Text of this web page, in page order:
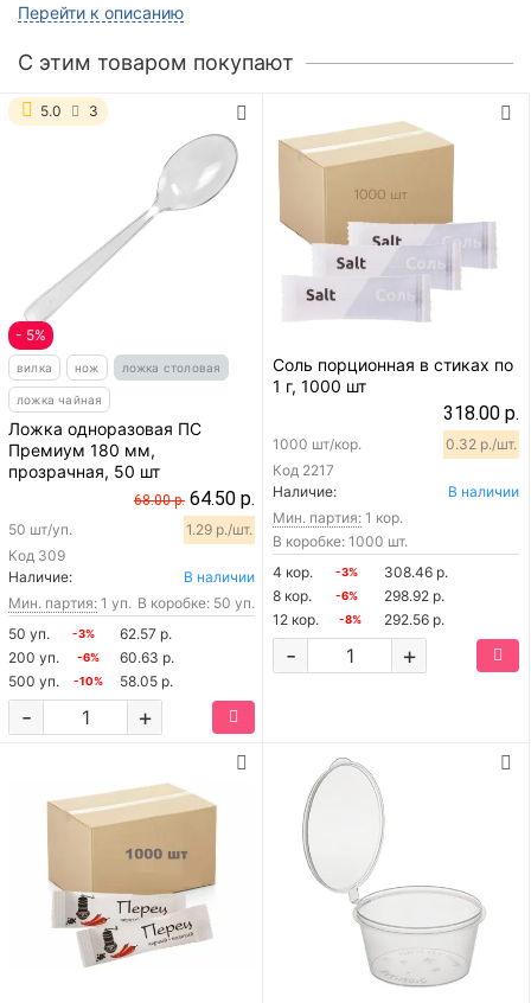
Перейти к описанию
C этим товаром покупают
5.0 3
- 5%
вилка нож ложка столовая
ложка чайная
Ложка одноразовая ПС
Премиум 180 мм,
прозрачная, 50 шт
68.00 р. 64.50 р.
Код 309
50 шт/уп. 1.29 р./шт.
Наличие:
В наличии
Мин. партия: 1 уп. В коробке: 50 уп.
50 уп.
-3%
62.57 р.
200 уп.
-6%
60.63 р.
500 уп.
-10% 58.05 р.
+
-
Соль порционная в стиках по
1 г, 1000 шт
318.00 р.
Код 2217
1000 шт/кор. 0.32 р./шт.
Наличие:
В наличии
Мин. партия: 1 кор.
В коробке: 1000 шт.
4 кор.
-3%
308.46 р.
8 кор.
-6%
298.92 р.
12 кор.
-8% 292.56 р.
+
-